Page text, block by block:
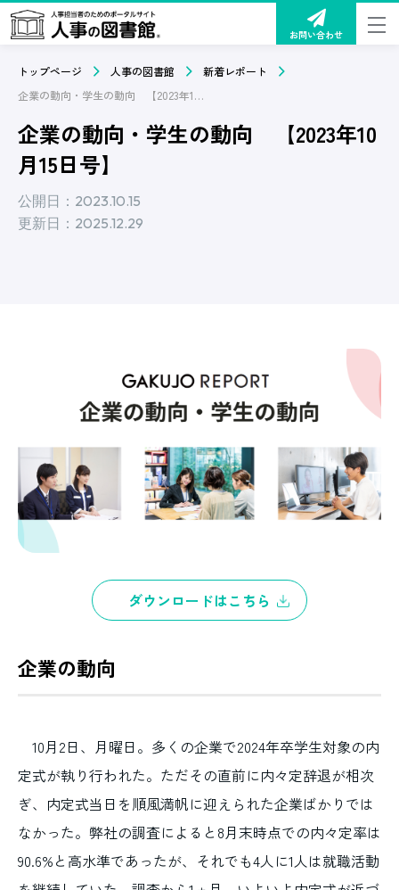
お問い合わせ
トップページ 人事の図書館
新着レポート
企業の動向・学生の動向 【2023年10月15日号】
企業の動向・学生の動向 【2023年10
月15日号】
公開日：2023.10.15
更新日：2025.12.29
ダウンロードはこちら
企業の動向
10月2日、月曜日。多くの企業で2024年卒学生対象の内
定式が執り行われた。ただその直前に内々定辞退が相次
ぎ、内定式当日を順風満帆に迎えられた企業ばかりでは
なかった。弊社の調査によると8月末時点での内々定率は
90.6%と高水準であったが、それでも4人に1人は就職活動